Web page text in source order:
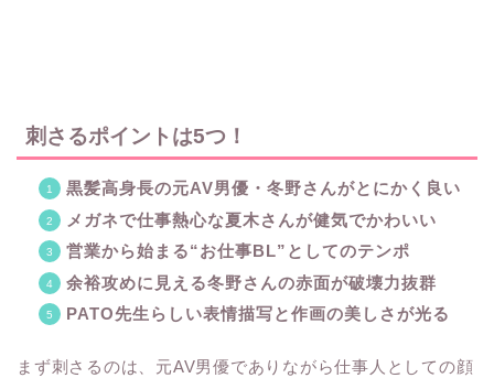
刺さるポイントは5つ！
黒髪高身長の元AV男優・冬野さんがとにかく良い
メガネで仕事熱心な夏木さんが健気でかわいい
営業から始まる“お仕事BL”としてのテンポ
余裕攻めに見える冬野さんの赤面が破壊力抜群
PATO先生らしい表情描写と作画の美しさが光る
まず刺さるのは、元AV男優でありながら仕事人としての顔